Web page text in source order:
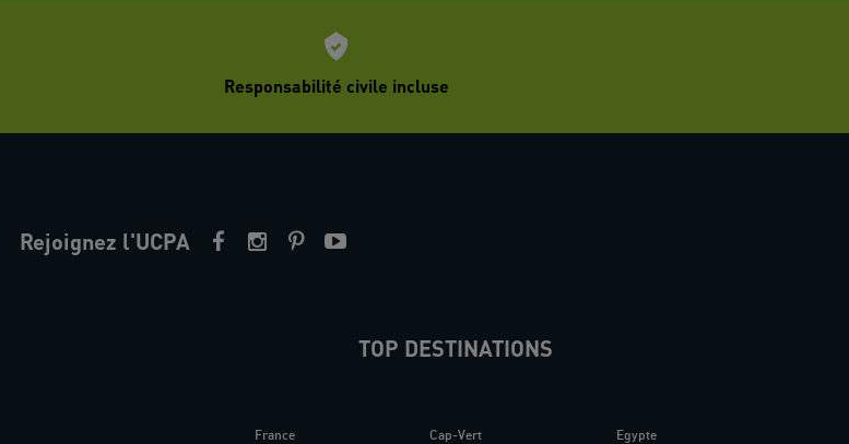
Responsabilité civile incluse
Rejoignez l'UCPA
TOP DESTINATIONS
France Cap-Vert Egypte